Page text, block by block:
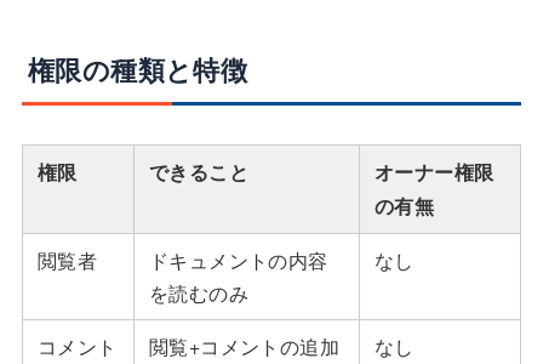
権限の種類と特徴
権限 できること
オーナー権限
の有無
閲覧者
ドキュメントの内容
を読むのみ
なし
コメント 閲覧+コメントの追加 なし